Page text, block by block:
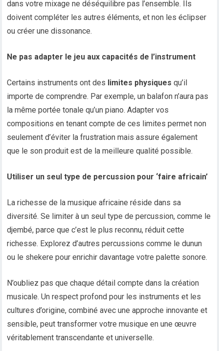
dans votre mixage ne déséquilibre pas l’ensemble. Ils
doivent compléter les autres éléments, et non les éclipser
ou créer une dissonance.
Ne pas adapter le jeu aux capacités de l’instrument
Certains instruments ont des limites physiques qu’il
importe de comprendre. Par exemple, un balafon n’aura pas
la même portée tonale qu’un piano. Adapter vos
compositions en tenant compte de ces limites permet non
seulement d’éviter la frustration mais assure également
que le son produit est de la meilleure qualité possible.
Utiliser un seul type de percussion pour ‘faire africain’
La richesse de la musique africaine réside dans sa
diversité. Se limiter à un seul type de percussion, comme le
djembé, parce que c’est le plus reconnu, réduit cette
richesse. Explorez d’autres percussions comme le dunun
ou le shekere pour enrichir davantage votre palette sonore.
N’oubliez pas que chaque détail compte dans la création
musicale. Un respect profond pour les instruments et les
cultures d’origine, combiné avec une approche innovante et
sensible, peut transformer votre musique en une œuvre
véritablement transcendante et universelle.